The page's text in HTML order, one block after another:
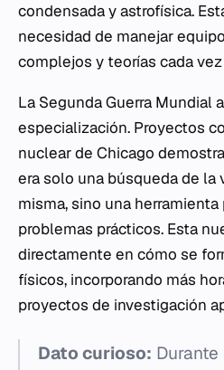
condensada y astrofísica.
necesidad de manejar
complejos y teorías cada
La Segunda Guerra Mundial
especialización. Proyectos
nuclear de Chicago
era solo una búsqueda de la
misma, sino una
problemas prácticos. Esta
directamente en cómo se
físicos, incorporando más
proyectos de investigación
Dato curioso: